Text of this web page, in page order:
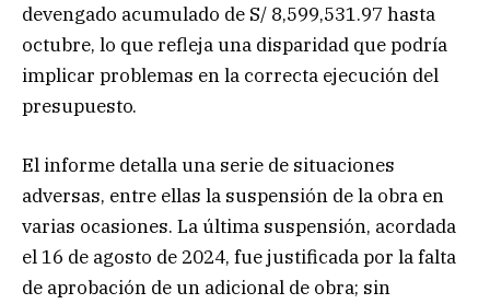
devengado acumulado de S/ 8,599,531.97 hasta
octubre, lo que refleja una disparidad que podría
implicar problemas en la correcta ejecución del
presupuesto.
El informe detalla una serie de situaciones
adversas, entre ellas la suspensión de la obra en
varias ocasiones. La última suspensión, acordada
el 16 de agosto de 2024, fue justificada por la falta
de aprobación de un adicional de obra; sin